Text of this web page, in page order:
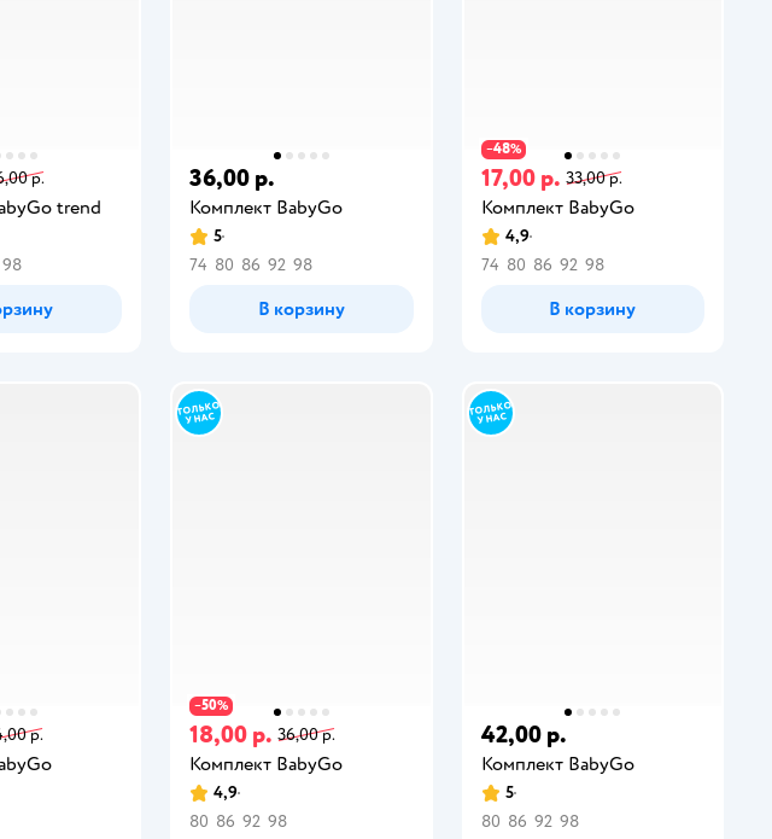
р.
trend
98
36,00 р.
Комплект BabyGo
5
74 80 86 92 98
В корзину
−48%
17,00 р. 33,00 р.
Комплект BabyGo
4,9
74 80 86 92 98
В корзину
р.
−50%
18,00 р. 36,00 р.
Комплект BabyGo
4,9
80 86 92 98
42,00 р.
Комплект BabyGo
5
80 86 92 98